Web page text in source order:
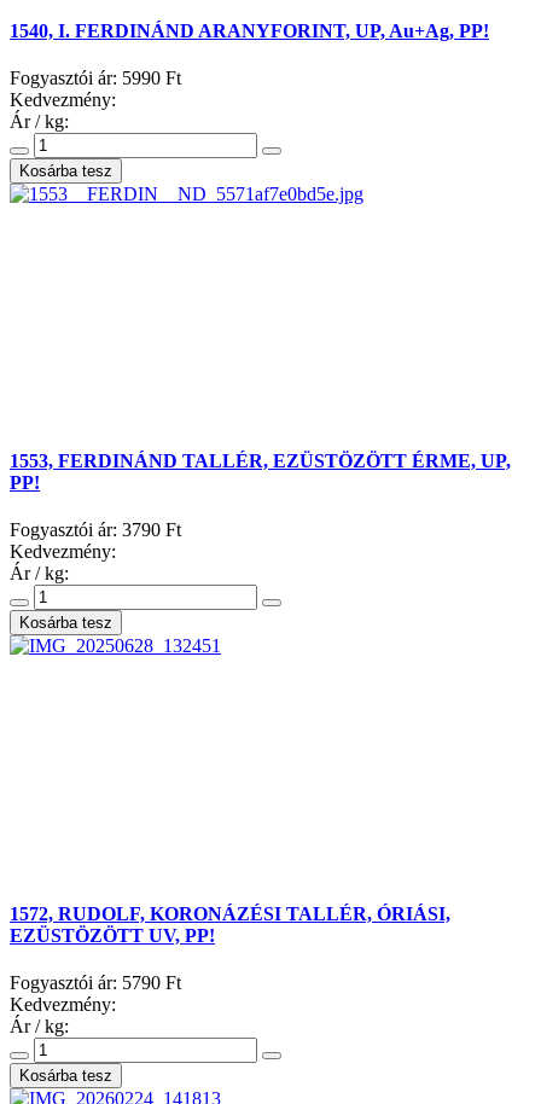
1540, I. FERDINÁND ARANYFORINT, UP, Au+Ag, PP!
Fogyasztói ár: 5990 Ft
Kedvezmény:
Ár / kg:
1553, FERDINÁND TALLÉR, EZÜSTÖZÖTT ÉRME, UP,
PP!
Fogyasztói ár: 3790 Ft
Kedvezmény:
Ár / kg:
1572, RUDOLF, KORONÁZÉSI TALLÉR, ÓRIÁSI,
EZÜSTÖZÖTT UV, PP!
Fogyasztói ár: 5790 Ft
Kedvezmény:
Ár / kg: